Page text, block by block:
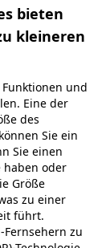
bieten
kleineren
und
Eine der
des
Sie ein
Sie einen
haben oder
Größe
zu einer
führt.
zu